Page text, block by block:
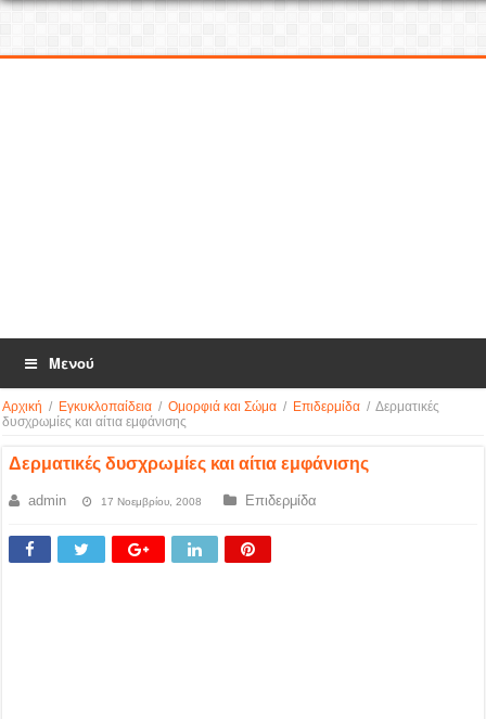
Μενού
Αρχική / Εγκυκλοπαίδεια / Ομορφιά και Σώμα / Επιδερμίδα / Δερματικές
δυσχρωμίες και αίτια εμφάνισης
Δερματικές δυσχρωμίες και αίτια εμφάνισης
admin 17 Νοεμβρίου, 2008 Επιδερμίδα